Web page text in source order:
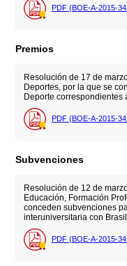
PDF (BOE-A-2015-
Premios
Resolución de 17 de
Deportes, por la que se
Deporte correspondientes
PDF (BOE-A-2015-
Subvenciones
Resolución de 12 de
Educación, Formación
conceden subvenciones
interuniversitaria con
PDF (BOE-A-2015-